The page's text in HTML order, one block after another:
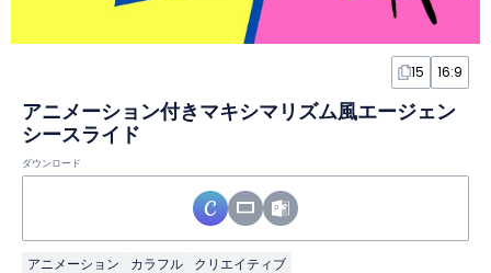
15 16:9
アニメーション付きマキシマリズム風エージェン
シースライド
ダウンロード
アニメーション カラフル クリエイティブ